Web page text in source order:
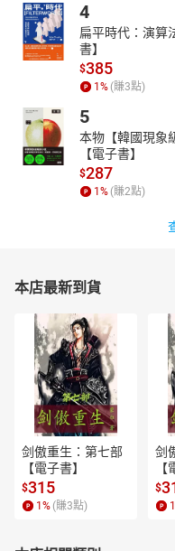
馬行空的想像，最童心可愛
一起去逛園遊會吧！
3.聯想力：想想看，如果
山甲呢？青蛙呢？不同動物
激發孩子聯想力的同時，也
4.數學力：20節火車廂找
能力，每一節車廂躲一隻小
18、17……5、4、3、2、1
＊附注音
4
扁平時代：演算
書】
$385
1 % (賺3點)
5
本物【韓國現象
【電子書】
$287
1 % (賺2點)
本店最新到貨
剑傲重生：第七部
【電子書】
$315
1 % (賺3點)
剑
【
$
1